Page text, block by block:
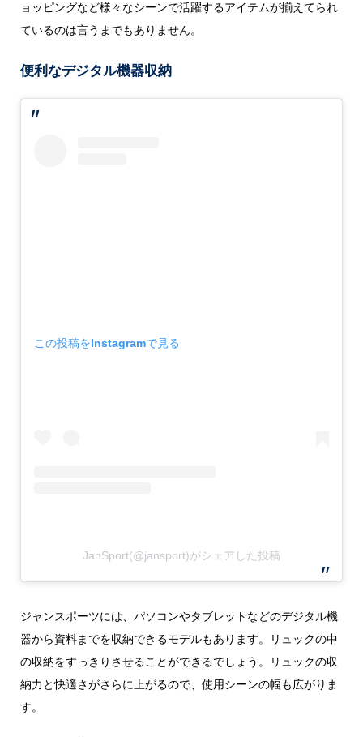
ョッピングなど様々なシーンで活躍するアイテムが揃えてられ
ているのは言うまでもありません。
便利なデジタル機器収納
この投稿をInstagramで見る
JanSport(@jansport)がシェアした投稿
ジャンスポーツには、パソコンやタブレットなどのデジタル機
器から資料までを収納できるモデルもあります。リュックの中
の収納をすっきりさせることができるでしょう。リュックの収
納力と快適さがさらに上がるので、使用シーンの幅も広がりま
す。